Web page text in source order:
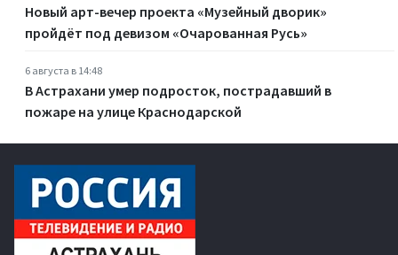
Новый арт-вечер проекта «Музейный дворик»
пройдёт под девизом «Очарованная Русь»
6 августа в 14:48
В Астрахани умер подросток, пострадавший в
пожаре на улице Краснодарской